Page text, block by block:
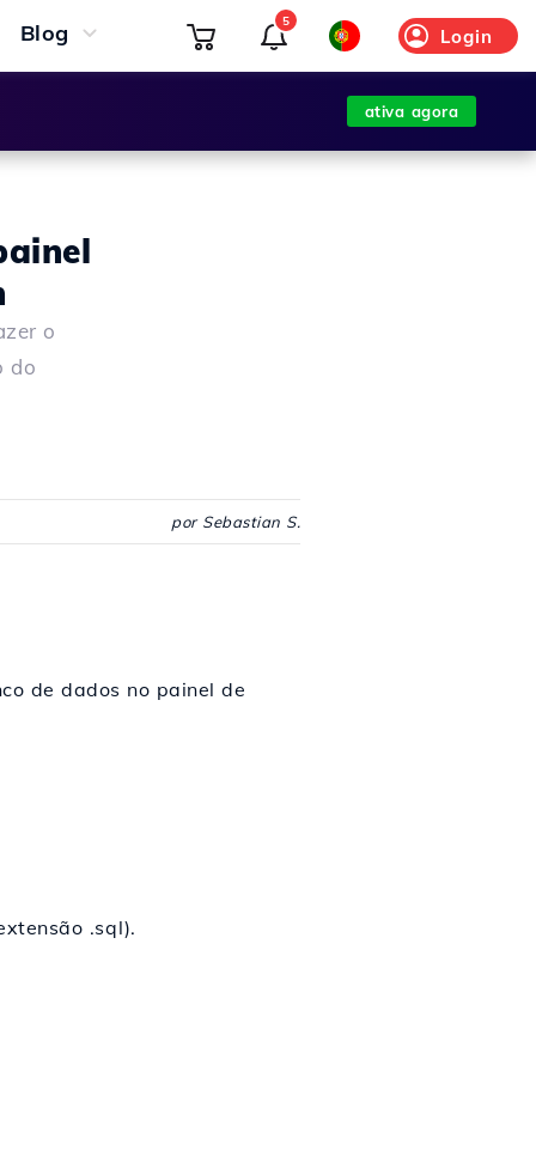
Blog Login
5
ativa agora
o
do
por Sebastian S.
de dados no painel de
.sql).